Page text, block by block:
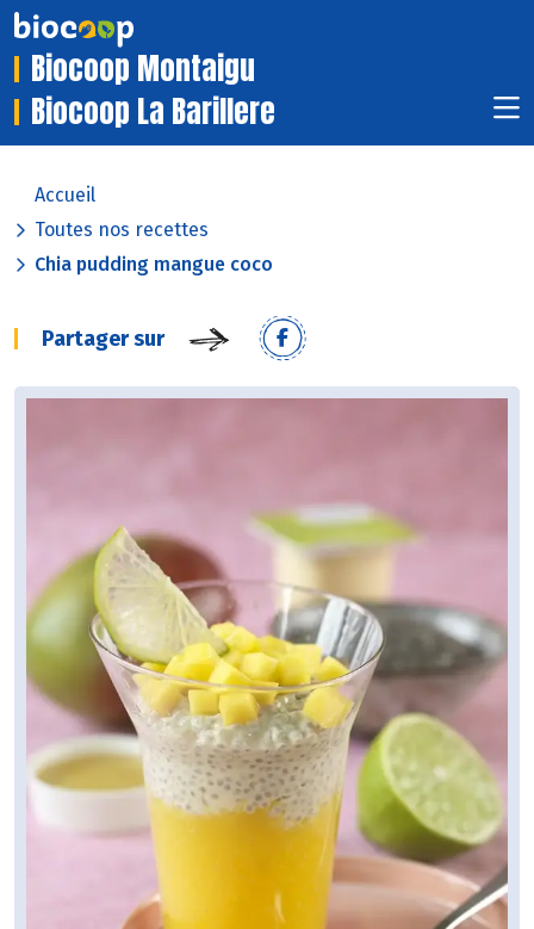
Biocoop Montaigu
Biocoop La Barillere
Accueil
Toutes nos recettes
Chia pudding mangue coco
Partager sur